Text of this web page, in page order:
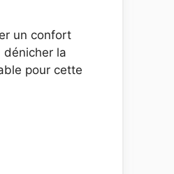
un confort
dénicher la
pour cette